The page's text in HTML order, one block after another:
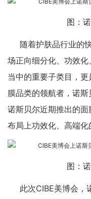
图：
随着护肤品行业的
场正向细分化、功效
当中的重要子类目，
膜品类的领航者，诺
诺斯贝尔近期推出的
布局上功效化、高端化
图：
此次CIBE美博会，